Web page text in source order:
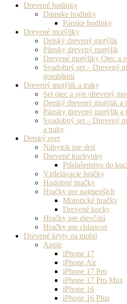
Drevené hodinky
Dámske hodinky
Pánske hodinky
Drevené motýliky
Detský drevený motýlik
Pánsky drevený motýlik
Drevené motýliky Otec a
Svadobný set – Drevený
gombíkmi
Drevený motýlik a traky
Set otec a syn /drevený
Detský drevený motýlik a
Pánsky drevený motýlik a
Svadobný set – Drevený
a traky
Detský svet
Nábytok pre deti
Drevené kuchynky
Príslušenstvo do
Vzdelávacie hračky
Hudobné hračky
Hračky pre najmenších
Motorické hračky
Drevené kocky
Hračky pre dievčatá
Hračky pre chlapcov
Drevené kryty na mobil
Apple
iPhone 17
iPhone Air
iPhone 17 Pro
iPhone 17 Pro Max
iPhone 16
iPhone 16 Plus